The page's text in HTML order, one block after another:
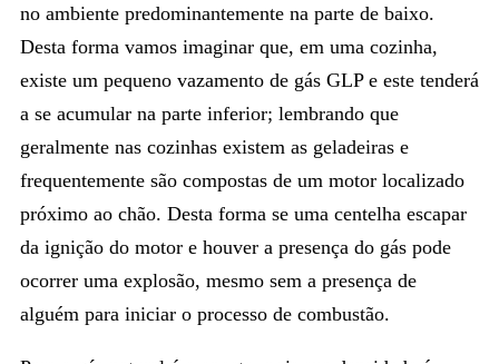
no ambiente predominantemente na parte de baixo.
Desta forma vamos imaginar que, em uma cozinha,
existe um pequeno vazamento de gás GLP e este tenderá
a se acumular na parte inferior; lembrando que
geralmente nas cozinhas existem as geladeiras e
frequentemente são compostas de um motor localizado
próximo ao chão. Desta forma se uma centelha escapar
da ignição do motor e houver a presença do gás pode
ocorrer uma explosão, mesmo sem a presença de
alguém para iniciar o processo de combustão.